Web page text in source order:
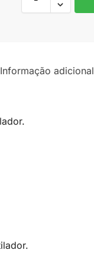
Informação adicional